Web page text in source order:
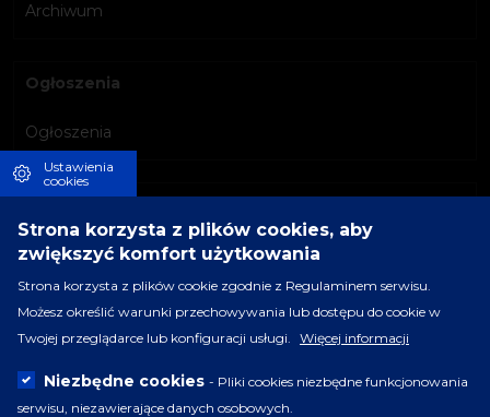
Archiwum
Ogłoszenia
Ogłoszenia
Instrukcja korzystania
Redakcja
Polityka prywatności
Ustawienia
cookies
Strona korzysta z plików cookies, aby
zwiększyć komfort użytkowania
Strona korzysta z plików cookie zgodnie z Regulaminem serwisu.
Możesz określić warunki przechowywania lub dostępu do cookie w
Twojej przeglądarce lub konfiguracji usługi. Więcej informacji
Niezbędne cookies - Pliki cookies niezbędne funkcjonowania
serwisu, niezawierające danych osobowych.